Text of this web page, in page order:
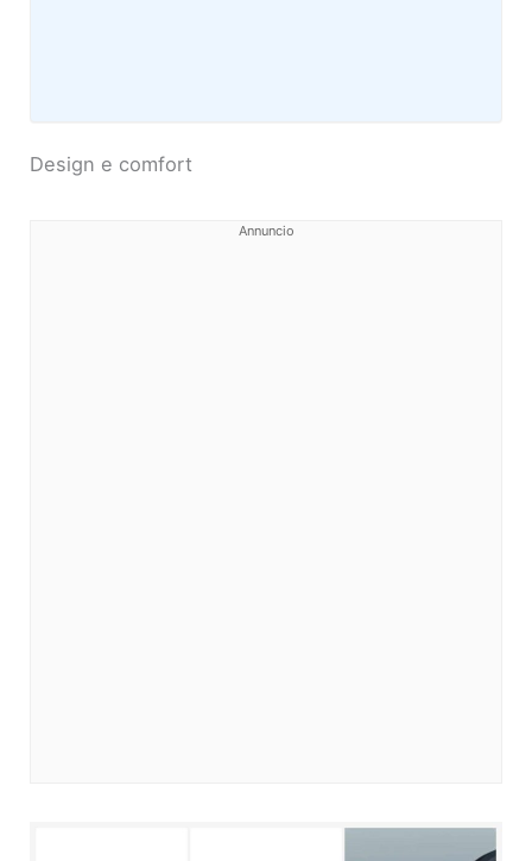
Design e comfort
Annuncio